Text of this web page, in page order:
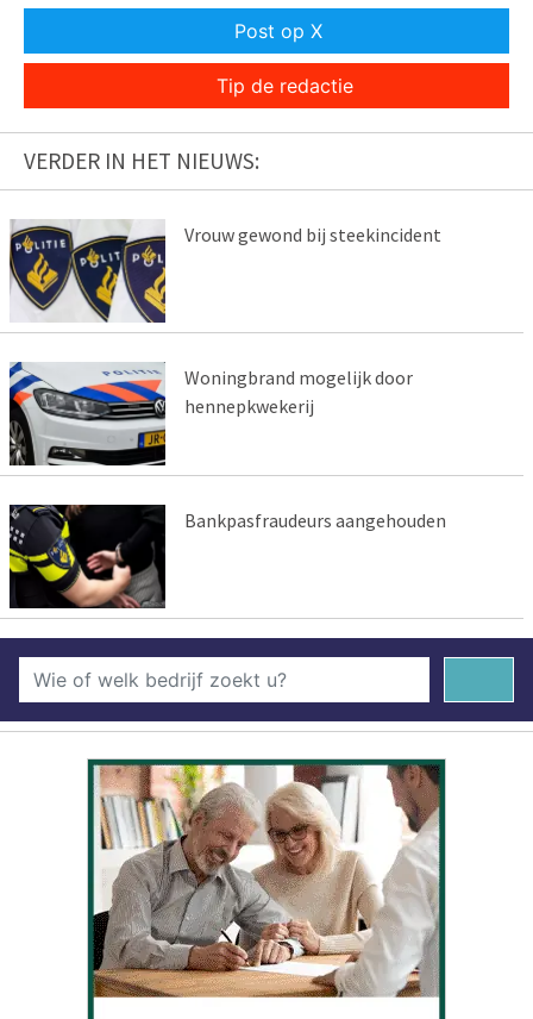
Post op X
Tip de redactie
VERDER IN HET NIEUWS:
Vrouw gewond bij steekincident
Woningbrand mogelijk door
hennepkwekerij
Bankpasfraudeurs aangehouden